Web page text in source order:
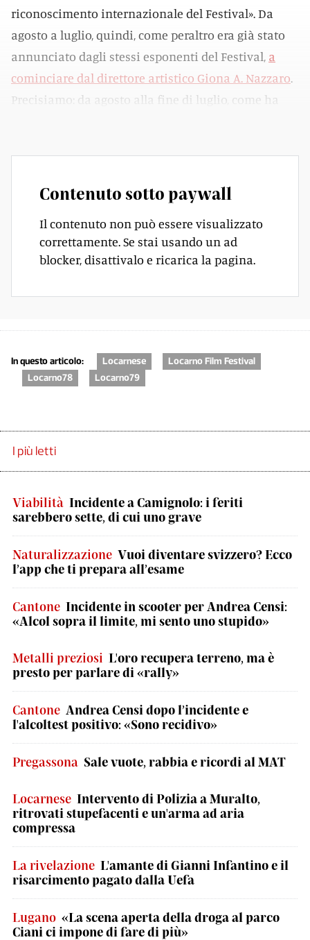
riconoscimento internazionale del Festival». Da
agosto a luglio, quindi, come peraltro era già stato
annunciato dagli stessi esponenti del Festival, a
cominciare dal direttore artistico Giona A. Nazzaro.
Precisiamo: da agosto alla fine di luglio, come ha
Contenuto sotto paywall
Il contenuto non può essere visualizzato
correttamente. Se stai usando un ad
blocker, disattivalo e ricarica la pagina.
In questo articolo: Locarnese
Locarno Film Festival
Locarno78
Locarno79
I più letti
Viabilità Incidente a Camignolo: i feriti
sarebbero sette, di cui uno grave
Naturalizzazione Vuoi diventare svizzero? Ecco
l’app che ti prepara all’esame
Cantone Incidente in scooter per Andrea Censi:
«Alcol sopra il limite, mi sento uno stupido»
Metalli preziosi L'oro recupera terreno, ma è
presto per parlare di «rally»
Cantone Andrea Censi dopo l’incidente e
l'alcoltest positivo: «Sono recidivo»
Pregassona Sale vuote, rabbia e ricordi al MAT
Locarnese Intervento di Polizia a Muralto,
ritrovati stupefacenti e un'arma ad aria
compressa
La rivelazione L'amante di Gianni Infantino e il
risarcimento pagato dalla Uefa
Lugano «La scena aperta della droga al parco
Ciani ci impone di fare di più»